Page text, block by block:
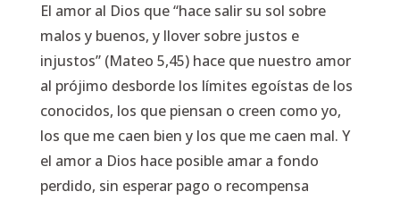
El amor al Dios que“hace salir su sol sobre
malos y buenos, y llover sobre justos e
injustos” (Mateo 5,45)hace que nuestro amor
al prójimo desborde los límites egoístas de los
conocidos, los que piensan o creen como yo,
los que me caen bien y los que me caen mal. Y
el amor a Dios hace posible amar a fondo
perdido, sin esperar pago o recompensa